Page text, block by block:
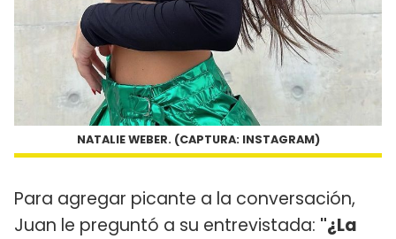
NATALIE WEBER. (CAPTURA: INSTAGRAM)
Para agregar picante a la conversación,
Juan le preguntó a su entrevistada: "¿La